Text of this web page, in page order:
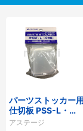
パーツストッカー用
仕切板 PSS-L・
PSS-LL
アステージ